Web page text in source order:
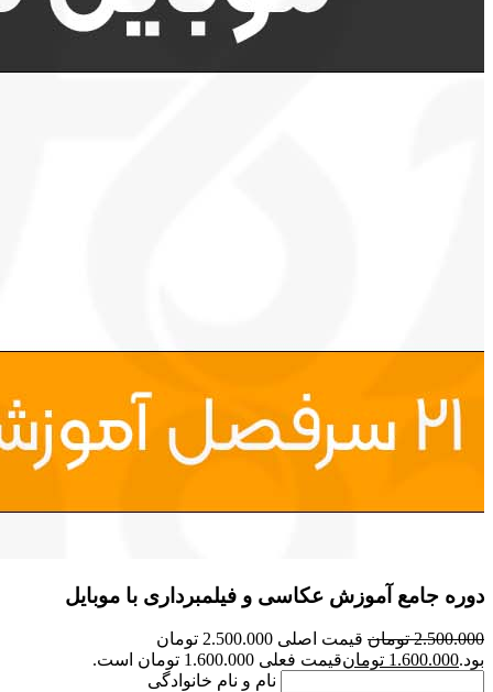
دوره جامع آموزش عکاسی و فیلمبرداری با موبایل
2.500.000 تومان
قیمت اصلی 2.500.000 تومان
بود.1.600.000 تومانقیمت فعلی 1.600.000 تومان است.
نام و نام خانوادگی